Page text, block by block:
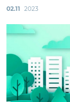
02.11 2023